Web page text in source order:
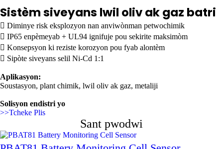
Sistèm siveyans lwil oliv ak gaz batri
 Diminye risk eksplozyon nan anviwònman petwochimik
 IP65 enpèmeyab + UL94 ignifuje pou sekirite maksimòm
 Konsepsyon ki reziste korozyon pou fyab alontèm
 Sipòte siveyans selil Ni-Cd 1:1
Aplikasyon:
Soustasyon, plant chimik, lwil oliv ak gaz, metaliji
Solisyon endistri yo
>>Tcheke Plis
Sant pwodwi